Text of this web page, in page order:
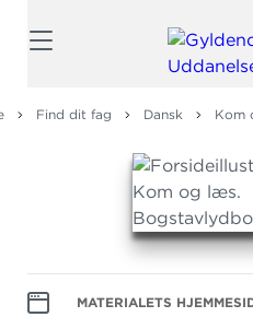
Find dit fag Dansk Kom
MATERIALETS